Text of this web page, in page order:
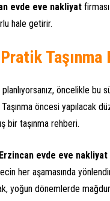
evde eve nakliyat
hale getirir.
Taşınma
planlıyorsanız, öncelikle
öncesi yapılacak
bir taşınma rehberi.
Erzincan evde eve nakliyat
her aşamasında
yoğun dönemlerde mağdur